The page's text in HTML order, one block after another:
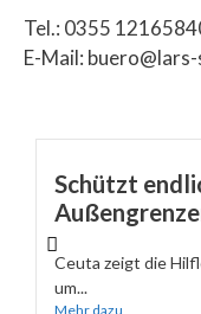
Tel.: 0355
E-Mail:
Schützt
Ceuta zeigt die
um...
Mehr dazu